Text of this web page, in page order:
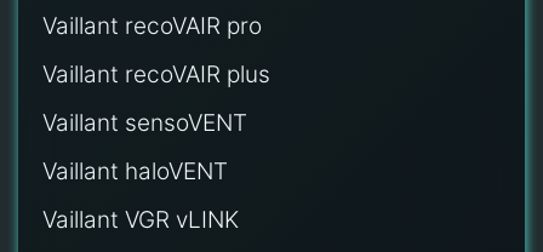
Vaillant recoVAIR pro
Vaillant recoVAIR plus
Vaillant sensoVENT
Vaillant haloVENT
Vaillant VGR vLINK